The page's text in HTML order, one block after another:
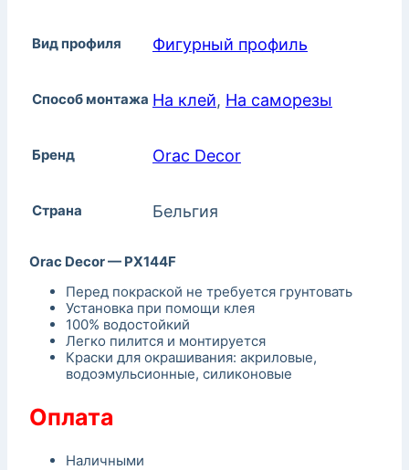
Вид профиля Фигурный профиль
Способ монтажа На клей, На саморезы
Бренд Orac Decor
Страна Бельгия
Orac Decor — PX144F
Перед покраской не требуется грунтовать
Установка при помощи клея
100% водостойкий
Легко пилится и монтируется
Краски для окрашивания: акриловые,
водоэмульсионные, силиконовые
Оплата
Наличными